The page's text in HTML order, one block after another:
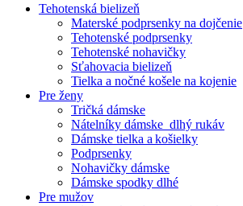
Tehotenská bielizeň
Materské podprsenky na dojčenie
Tehotenské podprsenky
Tehotenské nohavičky
Sťahovacia bielizeň
Tielka a nočné košele na kojenie
Pre ženy
Tričká dámske
Nátelníky dámske dlhý rukáv
Dámske tielka a košielky
Podprsenky
Nohavičky dámske
Dámske spodky dlhé
Pre mužov